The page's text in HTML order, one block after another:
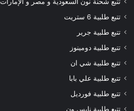
تتبع طلبية 6 ستريت
تتبع طلبية جرير
تتبع طلبية دومينوز
تتبع طلبية شي ان
تتبع طلبية علي بابا
تتبع طلبية فورديل
تتبع طلبية نايس ون